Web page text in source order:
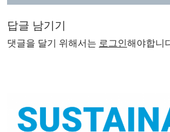
답글 남기기
댓글을 달기 위해서는 로그인해야합니